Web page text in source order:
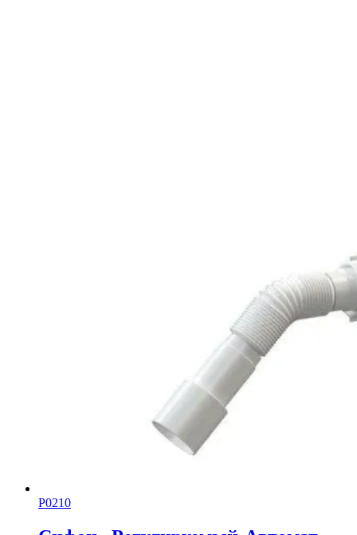
Р0210